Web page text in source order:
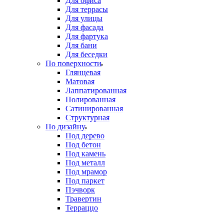
Для террасы
Для улицы
Для фасада
Для фартука
Для бани
Для беседки
По поверхности
Глянцевая
Матовая
Лаппатированная
Полированная
Сатинированная
Структурная
По дизайну
Под дерево
Под бетон
Под камень
Под металл
Под мрамор
Под паркет
Пэчворк
Травертин
Терраццо